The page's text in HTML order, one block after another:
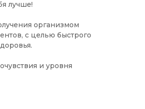
лучше!
организмом
с целью быстрого
и уровня